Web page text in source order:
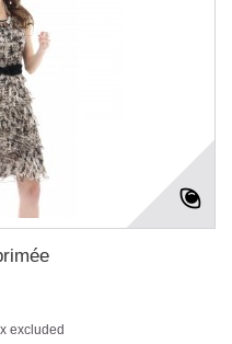
excluded